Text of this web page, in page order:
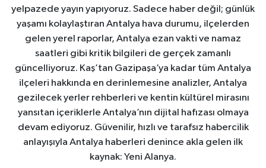
yelpazede yayın yapıyoruz. Sadece haber değil; günlük
yaşamı kolaylaştıran Antalya hava durumu, ilçelerden
gelen yerel raporlar, Antalya ezan vakti ve namaz
saatleri gibi kritik bilgileri de gerçek zamanlı
güncelliyoruz. Kaş’tan Gazipaşa’ya kadar tüm Antalya
ilçeleri hakkında en derinlemesine analizler, Antalya
gezilecek yerler rehberleri ve kentin kültürel mirasını
yansıtan içeriklerle Antalya’nın dijital hafızası olmaya
devam ediyoruz. Güvenilir, hızlı ve tarafsız habercilik
anlayışıyla Antalya haberleri denince akla gelen ilk
kaynak: Yeni Alanya.